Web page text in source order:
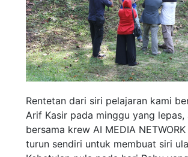
Rentetan dari siri pelajaran kami
Arif Kasir pada minggu yang lepas,
bersama krew AI MEDIA
turun sendiri untuk membuat siri